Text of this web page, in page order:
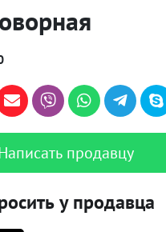
продавцу
у продавца